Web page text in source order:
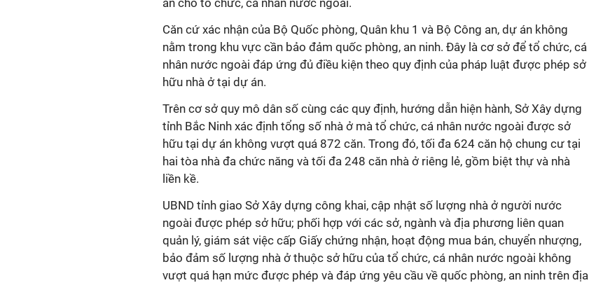
án cho tổ chức, cá nhân nước ngoài.
Căn cứ xác nhận của Bộ Quốc phòng, Quân khu 1 và Bộ Công an, dự án không
nằm trong khu vực cần bảo đảm quốc phòng, an ninh. Đây là cơ sở để tổ chức, cá
nhân nước ngoài đáp ứng đủ điều kiện theo quy định của pháp luật được phép sở
hữu nhà ở tại dự án.
Trên cơ sở quy mô dân số cùng các quy định, hướng dẫn hiện hành, Sở Xây dựng
tỉnh Bắc Ninh xác định tổng số nhà ở mà tổ chức, cá nhân nước ngoài được sở
hữu tại dự án không vượt quá 872 căn. Trong đó, tối đa 624 căn hộ chung cư tại
hai tòa nhà đa chức năng và tối đa 248 căn nhà ở riêng lẻ, gồm biệt thự và nhà
liền kề.
UBND tỉnh giao Sở Xây dựng công khai, cập nhật số lượng nhà ở người nước
ngoài được phép sở hữu; phối hợp với các sở, ngành và địa phương liên quan
quản lý, giám sát việc cấp Giấy chứng nhận, hoạt động mua bán, chuyển nhượng,
bảo đảm số lượng nhà ở thuộc sở hữu của tổ chức, cá nhân nước ngoài không
vượt quá hạn mức được phép và đáp ứng yêu cầu về quốc phòng, an ninh trên địa